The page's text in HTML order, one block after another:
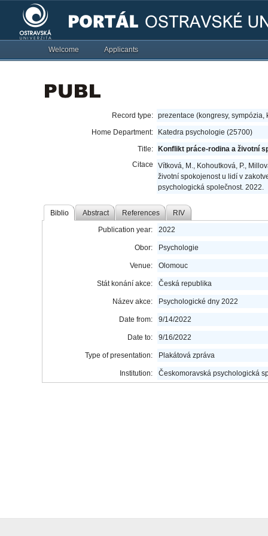
Welcome Applicants
Record type: prezentace (kongresy, sympózia,
Home Department:
Katedra psychologie (25700)
Title:
Konflikt práce-rodina a životní
Citace
Vítková, M., Kohoutková, P.,
životní spokojenost u lidí v
psychologická společnost. 2022.
Biblio Abstract References RIV
Publication year: 2022
Obor: Psychologie
Venue: Olomouc
Stát konání akce: Česká republika
Název akce: Psychologické dny 2022
Date from: 9/14/2022
Date to: 9/16/2022
Type of presentation: Plakátová zpráva
Institution: Českomoravská psychologická